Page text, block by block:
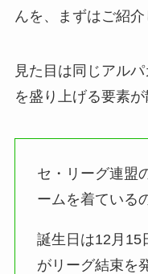
んを、まずはご紹介
見た目は同じアル
を盛り上げる要素が
セ・リーグ連盟
ームを着ている
誕生日は12月15
がリーグ結束を